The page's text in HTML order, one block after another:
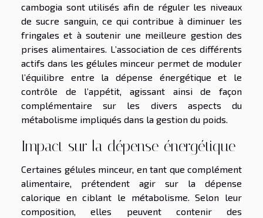
cambogia sont utilisés afin de réguler les niveaux
de sucre sanguin, ce qui contribue à diminuer les
fringales et à soutenir une meilleure gestion des
prises alimentaires. L’association de ces différents
actifs dans les gélules minceur permet de moduler
l’équilibre entre la dépense énergétique et le
contrôle de l’appétit, agissant ainsi de façon
complémentaire sur les divers aspects du
métabolisme impliqués dans la gestion du poids.
Impact sur la dépense énergétique
Certaines gélules minceur, en tant que complément
alimentaire, prétendent agir sur la dépense
calorique en ciblant le métabolisme. Selon leur
composition, elles peuvent contenir des